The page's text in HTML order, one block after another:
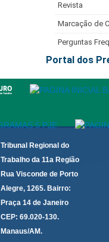
Revista
Marcação de
Perguntas
Portal dos
Tribunal Regional do
Trabalho da 11a Região
Rua Visconde de Porto
Alegre, 1265. Bairro:
Praça 14 de Janeiro
CEP: 69.020-130.
Manaus/AM.